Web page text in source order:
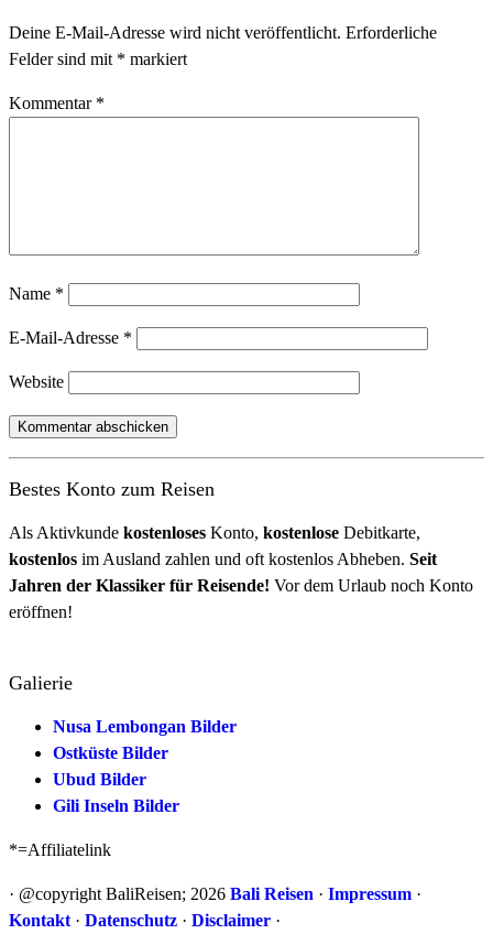
Deine E-Mail-Adresse wird nicht veröffentlicht. Erforderliche
Felder sind mit * markiert
Kommentar *
Name *
E-Mail-Adresse *
Website
Bestes Konto zum Reisen
Als Aktivkunde kostenloses Konto, kostenlose Debitkarte,
kostenlos im Ausland zahlen und oft kostenlos Abheben. Seit
Jahren der Klassiker für Reisende! Vor dem Urlaub noch Konto
eröffnen!
Galierie
Nusa Lembongan Bilder
Ostküste Bilder
Ubud Bilder
Gili Inseln Bilder
*=Affiliatelink
· @copyright BaliReisen; 2026 Bali Reisen · Impressum ·
Kontakt · Datenschutz · Disclaimer ·